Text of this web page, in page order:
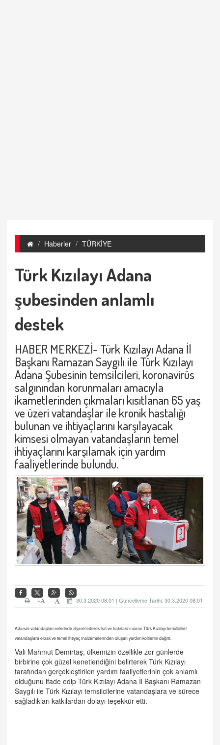
Haberler TÜRKİYE
Türk Kızılayı Adana
şubesinden anlamlı
destek
HABER MERKEZİ- Türk Kızılayı Adana İl
Başkanı Ramazan Saygılı ile Türk Kızılayı
Adana Şubesinin temsilcileri, koronavirüs
salgınından korunmaları amacıyla
ikametlerinden çıkmaları kısıtlanan 65 yaş
ve üzeri vatandaşlar ile kronik hastalığı
bulunan ve ihtiyaçlarını karşılayacak
kimsesi olmayan vatandaşların temel
ihtiyaçlarını karşılamak için yardım
faaliyetlerinde bulundu.
30.3.2020 08:01 | Güncelleme Tarihi: 30.3.2020 08:01
-
+
Adanalı vatandaşları evlerinde ziyaret ederek hal ve hatırlarını soran Türk Kızılayı temsilcileri
vatandaşlara erzak ve temel ihtiyaç malzemelerinden oluşan yardım kolilerini dağıttı.
Vali Mahmut Demirtaş, ülkemizin özellikle zor günlerde
birbirine çok güzel kenetlendiğini belirterek Türk Kızılayı
tarafından gerçekleştirilen yardım faaliyetlerinin çok anlamlı
olduğunu ifade edip Türk Kızılayı Adana İl Başkanı Ramazan
Saygılı ile Türk Kızılayı temsilcilerine vatandaşlara ve sürece
sağladıkları katkılardan dolayı teşekkür etti.